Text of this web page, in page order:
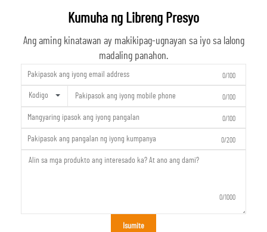
Kumuha ng Libreng Presyo
Ang aming kinatawan ay makikipag-ugnayan sa iyo sa lalong
madaling panahon.
0/100
Kodigo 0/100
0/100
0/200
0/1000
Isumite